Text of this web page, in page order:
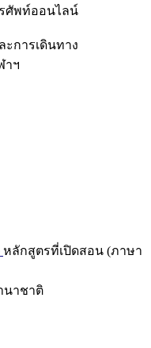
ศัพท์ออนไลน์
ะการเดินทาง
าฯ
หลักสูตรที่เปิดสอน (ภาษา
นาชาติ